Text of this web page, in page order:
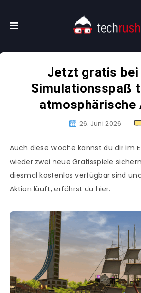
Jetzt gratis bei
Simulationsspaß
atmosphärische
26. Juni 2026
Auch diese Woche kannst du dir im
wieder zwei neue Gratisspiele
diesmal kostenlos verfügbar sind
Aktion läuft, erfährst du hier.